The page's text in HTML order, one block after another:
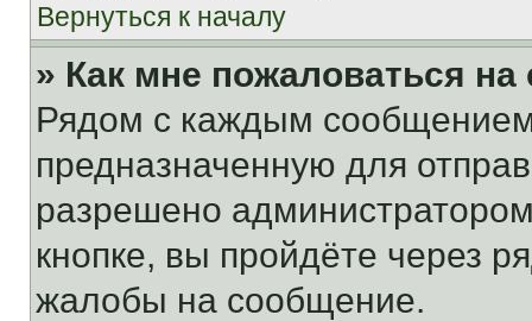
Вернуться к началу
» Как мне пожаловаться
Рядом с каждым сообщением
предназначенную для
разрешено
кнопке, вы пройдёте через
жалобы на сообщение.